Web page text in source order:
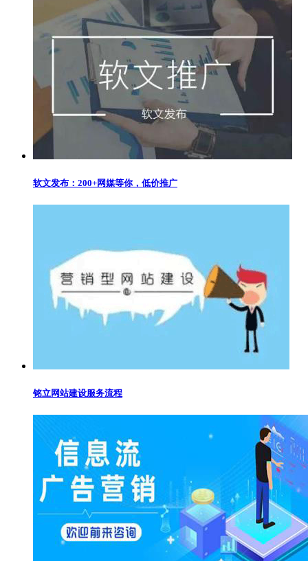
软文发布：200+网媒等你，低价推广
铭立网站建设服务流程